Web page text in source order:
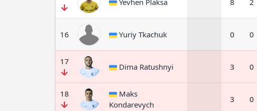
Yevhen Plaksa 8 2
16 Yuriy Tkachuk 0 0
17
Dima Ratushnyi 3 0
18
Maks
Kondarevych
3 0